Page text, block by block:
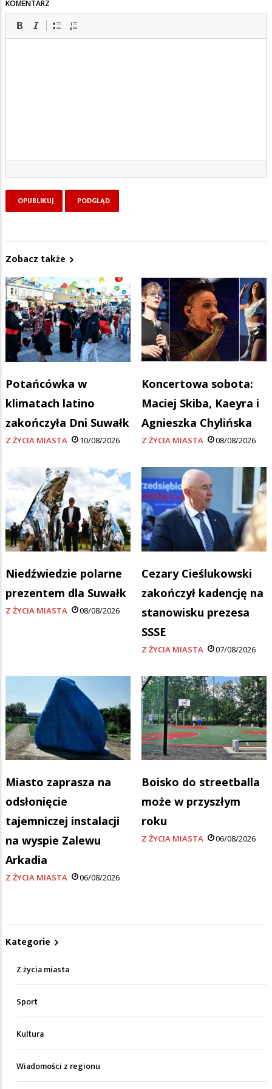
KOMENTARZ
Zobacz także
Potańcówka w
klimatach latino
zakończyła Dni Suwałk
Z ŻYCIA MIASTA 10/08/2026
Koncertowa sobota:
Maciej Skiba, Kaeyra i
Agnieszka Chylińska
Z ŻYCIA MIASTA 08/08/2026
Niedźwiedzie polarne
prezentem dla Suwałk
Z ŻYCIA MIASTA 08/08/2026
Cezary Cieślukowski
zakończył kadencję na
stanowisku prezesa
SSSE
Z ŻYCIA MIASTA 07/08/2026
Miasto zaprasza na
odsłonięcie
tajemniczej instalacji
na wyspie Zalewu
Arkadia
Z ŻYCIA MIASTA 06/08/2026
Boisko do streetballa
może w przyszłym
roku
Z ŻYCIA MIASTA 06/08/2026
Kategorie
Z życia miasta
Sport
Kultura
Wiadomości z regionu